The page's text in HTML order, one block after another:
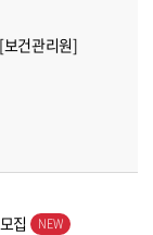
건관리원]
집